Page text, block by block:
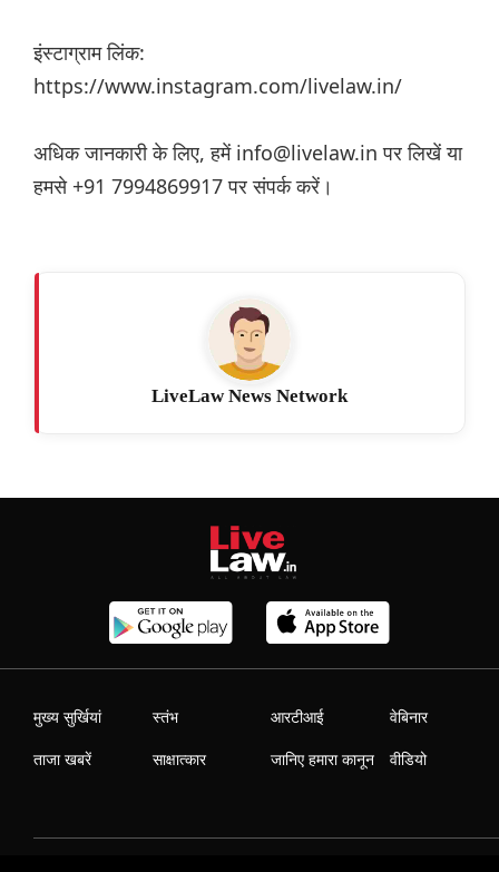
इंस्टाग्राम लिंक:
https://www.instagram.com/livelaw.in/
अधिक जानकारी के लिए, हमें info@livelaw.in पर लिखें या
हमसे +91 7994869917 पर संपर्क करें।
LiveLaw News Network
मुख्य सुर्खियां
ताजा खबरें
स्तंभ
साक्षात्कार
आरटीआई
जानिए हमारा कानून
वेबिनार
वीडियो